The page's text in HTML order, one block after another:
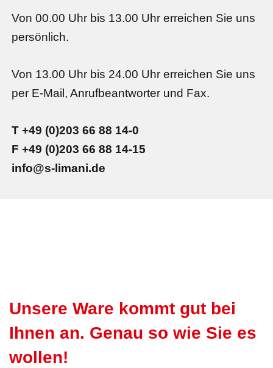
Von 00.00 Uhr bis 13.00 Uhr erreichen Sie uns
persönlich.
Von 13.00 Uhr bis 24.00 Uhr erreichen Sie uns
per E-Mail, Anrufbeantworter und Fax.
T +49 (0)203 66 88 14-0
F +49 (0)203 66 88 14-15
info@s-limani.de
Unsere Ware kommt gut bei
Ihnen an. Genau so wie Sie es
wollen!